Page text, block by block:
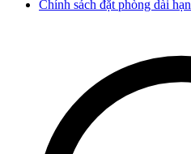
Chính sách đặt phòng dài hạn